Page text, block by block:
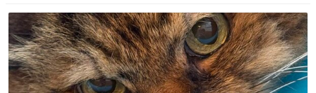
ト
数
数